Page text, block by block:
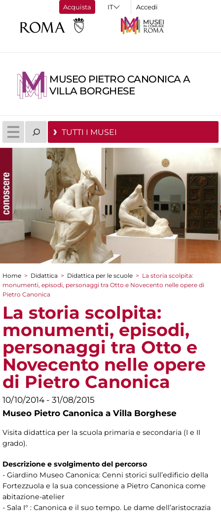
Acquista Accedi
MUSEO PIETRO CANONICA A
VILLA BORGHESE
TUTTI I MUSEI
Tu sei qui
Home > Didattica > Didattica per le scuole > La storia scolpita:
monumenti, episodi, personaggi tra Otto e Novecento nelle opere di
Pietro Canonica
La storia scolpita:
monumenti, episodi,
personaggi tra Otto e
Novecento nelle opere
di Pietro Canonica
10/10/2014 - 31/08/2015
Museo Pietro Canonica a Villa Borghese
Visita didattica per la scuola primaria e secondaria (I e II
grado).
Descrizione e svolgimento del percorso
- Giardino Museo Canonica: Cenni storici sull’edificio della
Fortezzuola e la sua concessione a Pietro Canonica come
abitazione-atelier
- Sala I° : Canonica e il suo tempo. Le dame dell’aristocrazia